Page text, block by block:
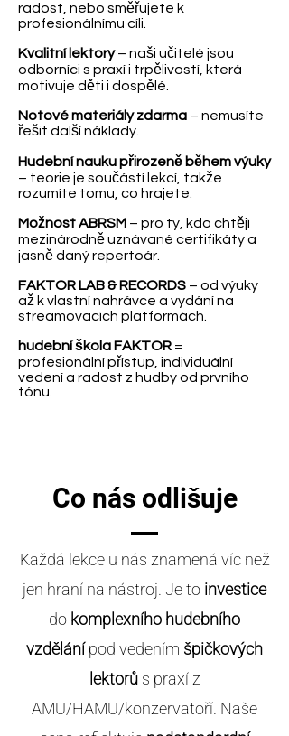
radost, nebo směřujete k
profesionálnímu cíli.
Kvalitní lektory– naši učitelé jsou
odborníci s praxí i trpělivostí, která
motivuje děti i dospělé.
Notové materiály zdarma – nemusíte
řešit další náklady.
Hudební nauku přirozeně během výuky
– teorie je součástí lekcí, takže
rozumíte tomu, co hrajete.
Možnost ABRSM – pro ty, kdo chtějí
mezinárodně uznávané certifikáty a
jasně daný repertoár.
FAKTOR LAB & RECORDS – od výuky
až k vlastní nahrávce a vydání na
streamovacích platformách.
hudební škola FAKTOR =
profesionální přístup, individuální
vedení a radost z hudby od prvního
tónu.
Co nás odlišuje
Každá lekce u nás znamená víc než
jen hraní na nástroj. Je to investice
do komplexního hudebního
vzdělánípod vedením špičkových
lektorůs praxí z
AMU/HAMU/konzervatoří. Naše